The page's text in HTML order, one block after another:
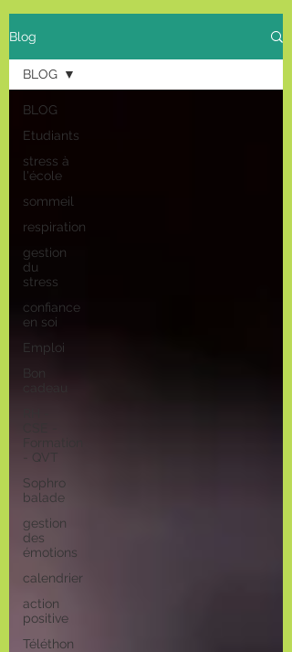
Blog
BLOG
Etudiants
stress à
l'école
sommeil
respiration
gestion
du
stress
confiance
en soi
Emploi
Bon
- QVT
Sophro
balade
gestion
des
émotions
calendrier
action
positive
Téléthon
BLOG